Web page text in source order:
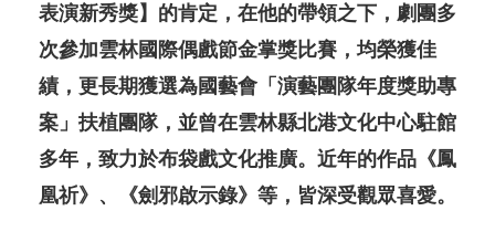
表演新秀獎】的肯定，在他的帶領之下，劇團多
次參加雲林國際偶戲節金掌獎比賽，均榮獲佳
績，更長期獲選為國藝會「演藝團隊年度獎助專
案」扶植團隊，並曾在雲林縣北港文化中心駐館
多年，致力於布袋戲文化推廣。近年的作品《鳳
凰祈》、《劍邪啟示錄》等，皆深受觀眾喜愛。